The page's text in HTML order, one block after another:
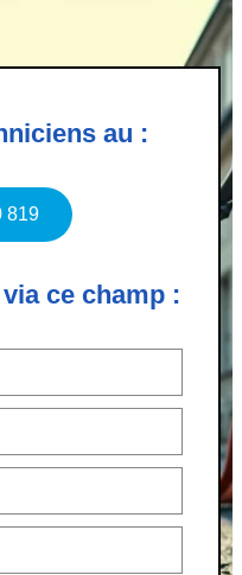
au :
819
ce champ :